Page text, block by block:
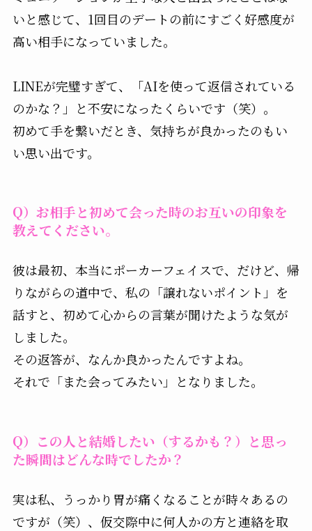
いと感じて、1回目のデートの前にすごく好感度が
高い相手になっていました。
LINEが完璧すぎて、「AIを使って返信されている
のかな？」と不安になったくらいです（笑）。
初めて手を繋いだとき、気持ちが良かったのもい
い思い出です。
Q）お相手と初めて会った時のお互いの印象を
教えてください。
彼は最初、本当にポーカーフェイスで、だけど、帰
りながらの道中で、私の「譲れないポイント」を
話すと、初めて心からの言葉が聞けたような気が
しました。
その返答が、なんか良かったんですよね。
それで「また会ってみたい」となりました。
Q）この人と結婚したい（するかも？）と思っ
た瞬間はどんな時でしたか？
実は私、うっかり胃が痛くなることが時々あるの
ですが（笑）、仮交際中に何人かの方と連絡を取